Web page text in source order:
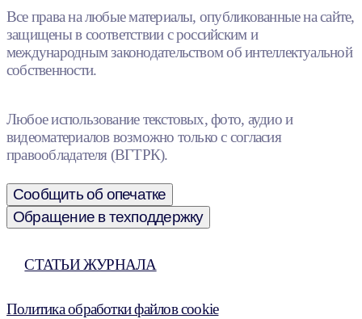
Все права на любые материалы, опубликованные на сайте,
защищены в соответствии с российским и
международным законодательством об интеллектуальной
собственности.
Любое использование текстовых, фото, аудио и
видеоматериалов возможно только с согласия
правообладателя (ВГТРК).
Сообщить об опечатке
Обращение в техподдержку
СТАТЬИ ЖУРНАЛА
Политика обработки файлов cookie